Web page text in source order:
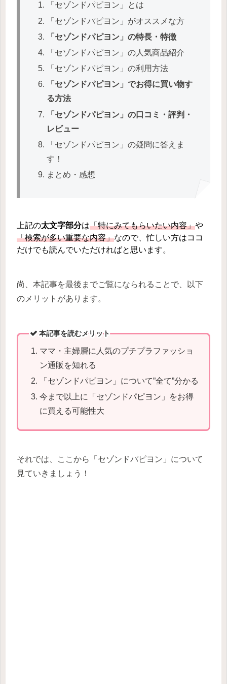
「セゾンドパピヨン」とは
「セゾンドパピヨン」がオススメな方
「セゾンドパピヨン」の特長・特徴
「セゾンドパピヨン」の人気商品紹介
「セゾンドパピヨン」の利用方法
「セゾンドパピヨン」でお得に買い物す
る方法
「セゾンドパピヨン」の口コミ・評判・
レビュー
「セゾンドパピヨン」の疑問に答えま
す！
まとめ・感想
上記の太文字部分は「特にみてもらいたい内容」や
「検索が多い重要な内容」なので、忙しい方はココ
だけでも読んでいただければと思います。
尚、本記事を最後までご覧になられることで、以下
のメリットがあります。
本記事を読むメリット
ママ・主婦層に人気のプチプラファッショ
ン通販を知れる
「セゾンドパピヨン」について”全て”分かる
今まで以上に「セゾンドパピヨン」をお得
に買える可能性大
それでは、ここから「セゾンドパピヨン」について
見ていきましょう！